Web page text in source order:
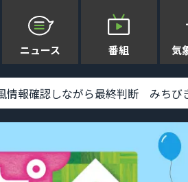
ニュース 番組 気
報確認しながら最終判断 みちび